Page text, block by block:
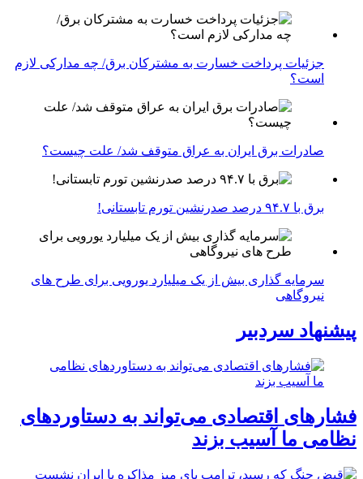
جزئیات پرداخت خسارت به مشترکان برق/ چه مدارکی لازم
است؟
صادرات برق ایران به عراق متوقف شد/ علت چیست؟
برق با ۹۴.۷ درصد صدرنشین تورم تابستانی!
سرمایه گذاری بیش از یک میلیارد یورویی برای طرح های
نیروگاهی
پیشنهاد سردبیر
فشارهای اقتصادی می‌تواند به دستاوردهای
نظامی ما آسیب بزند